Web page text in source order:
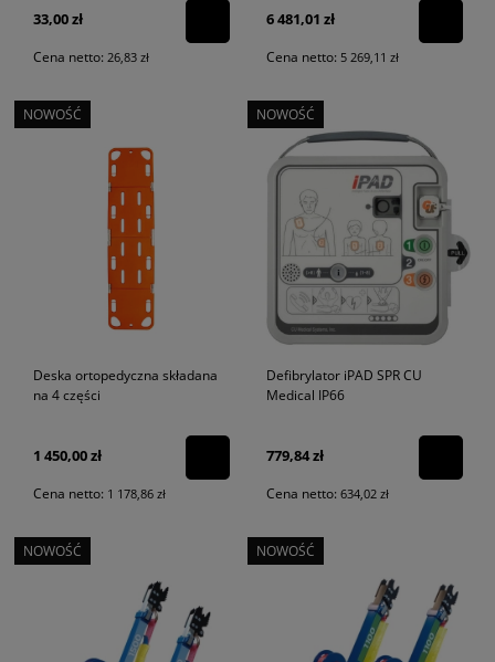
33,00 zł
Cena netto: 26,83 zł
6 481,01 zł
Cena netto: 5 269,11 zł
Deska ortopedyczna składana
na 4 części
1 450,00 zł
Cena netto: 1 178,86 zł
NOWOŚĆ
Defibrylator iPAD SPR CU
Medical IP66
779,84 zł
Cena netto: 634,02 zł
NOWOŚĆ
NOWOŚĆ NOWOŚĆ